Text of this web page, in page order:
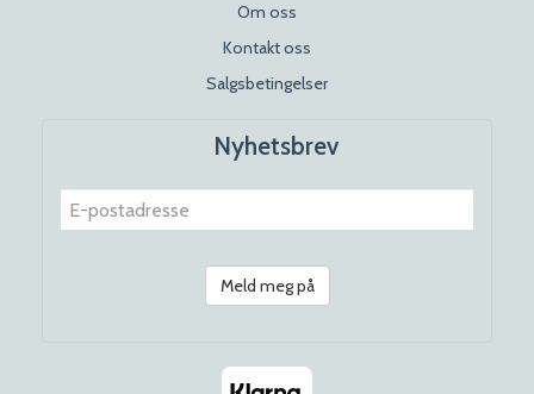
Om oss
Kontakt oss
Salgsbetingelser
Nyhetsbrev
Meld meg på